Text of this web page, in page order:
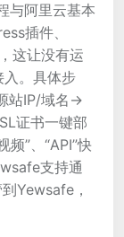
与阿里云基本
插件、
这让没有运
。具体步
站IP/域名->
证书一键部
频”、“API”快
支持通
Yewsafe，